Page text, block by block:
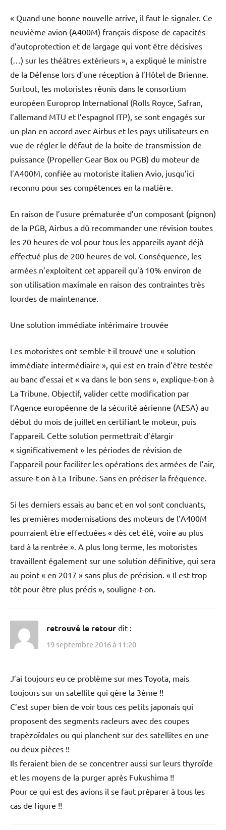
« Quand une bonne nouvelle arrive, il faut le signaler. Ce
neuvième avion (A400M) français dispose de capacités
d’autoprotection et de largage qui vont être décisives
(…) sur les théâtres extérieurs », a expliqué le ministre
de la Défense lors d’une réception à l’Hôtel de Brienne.
Surtout, les motoristes réunis dans le consortium
européen Europrop International (Rolls Royce, Safran,
l’allemand MTU et l’espagnol ITP), se sont engagés sur
un plan en accord avec Airbus et les pays utilisateurs en
vue de régler le défaut de la boite de transmission de
puissance (Propeller Gear Box ou PGB) du moteur de
l’A400M, confiée au motoriste italien Avio, jusqu’ici
reconnu pour ses compétences en la matière.
En raison de l’usure prématurée d’un composant (pignon)
de la PGB, Airbus a dû recommander une révision toutes
les 20 heures de vol pour tous les appareils ayant déjà
effectué plus de 200 heures de vol. Conséquence, les
armées n’exploitent cet appareil qu’à 10% environ de
son utilisation maximale en raison des contraintes très
lourdes de maintenance.
Une solution immédiate intérimaire trouvée
Les motoristes ont semble-t-il trouvé une « solution
immédiate intermédiaire », qui est en train d’être testée
au banc d’essai et « va dans le bon sens », explique-t-on à
La Tribune. Objectif, valider cette modification par
l’Agence européenne de la sécurité aérienne (AESA) au
début du mois de juillet en certifiant le moteur, puis
l’appareil. Cette solution permettrait d’élargir
« significativement » les périodes de révision de
l’appareil pour faciliter les opérations des armées de l’air,
assure-t-on à La Tribune. Sans en préciser la fréquence.
Si les derniers essais au banc et en vol sont concluants,
les premières modernisations des moteurs de l’A400M
pourraient être effectuées « dès cet été, voire au plus
tard à la rentrée ». A plus long terme, les motoristes
travaillent également sur une solution définitive, qui sera
au point « en 2017 » sans plus de précision. « Il est trop
tôt pour être plus précis », souligne-t-on.
retrouvé le retour dit :
19 septembre 2016 à 11:20
J’ai toujours eu ce problème sur mes Toyota, mais
toujours sur un satellite qui gère la 3ème !!
C’est super bien de voir tous ces petits japonais qui
proposent des segments racleurs avec des coupes
trapèzoïdales ou qui planchent sur des satellites en une
ou deux pièces !!
Ils feraient bien de se concentrer aussi sur leurs thyroïde
et les moyens de la purger après Fukushima !!
Pour ce qui est des avions il se faut préparer à tous les
cas de figure !!